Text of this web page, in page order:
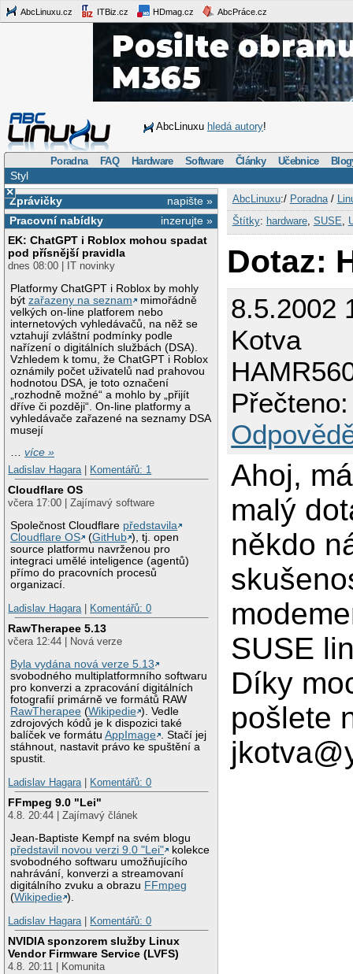
AbcLinuxu.cz ITBiz.cz HDmag.cz AbcPráce.cz
AbcLinuxu hledá autory!
Poradna FAQ Hardware Software Články Učebnice
Styl
×
napište »
Zprávičky
inzerujte »
Pracovní nabídky
EK: ChatGPT i Roblox mohou spadat
pod přísnější pravidla
dnes 08:00 | IT novinky
Platformy ChatGPT i Roblox by mohly
býtzařazeny na seznam
mimořádně
velkých on-line platforem nebo
internetových vyhledávačů, na něž se
vztahují zvláštní podmínky podle
nařízení o digitálních službách (DSA).
Vzhledem k tomu, že ChatGPT i Roblox
oznámily počet uživatelů nad prahovou
hodnotou DSA, je toto označení
„rozhodně možné“ a mohlo by „přijít
dříve či později“. On-line platformy a
vyhledávače zařazené na seznamy DSA
musejí
…více »
Ladislav Hagara
Komentářů: 1
Cloudflare OS
včera 17:00 | Zajímavý software
Společnost Cloudflare představila
Cloudflare OS
(GitHub ), tj. open
source platformu navrženou pro
integraci umělé inteligence (agentů)
přímo do pracovních procesů
organizací.
Ladislav Hagara
Komentářů: 0
RawTherapee 5.13
včera 12:44 | Nová verze
Byla vydána nová verze 5.13
svobodného multiplatformního softwaru
pro konverzi a zpracování digitálních
fotografií primárně ve formátů RAW
RawTherapee (Wikipedie ). Vedle
zdrojových kódů je k dispozici také
balíček ve formátuAppImage . Stačí jej
stáhnout, nastavit právo ke spuštění a
spustit.
Ladislav Hagara
Komentářů: 0
FFmpeg 9.0 "Lei"
4.8. 20:44 | Zajímavý článek
Jean-Baptiste Kempf na svém blogu
představil novou verzi 9.0 "Lei"
kolekce
svobodného softwaru umožňujícího
nahrávání, konverzi a streamovaní
digitálního zvuku a obrazu FFmpeg
(Wikipedie ).
Ladislav Hagara
Komentářů: 0
NVIDIA sponzorem služby Linux
Vendor Firmware Service (LVFS)
4.8. 20:11 | Komunita
AbcLinuxu:/ Poradna/
Štítky: hardware, SUSE
Dotaz:
8.5.2002
Kotva
Ahoj,
malý
někdo
SUSE
Díky
pošlete